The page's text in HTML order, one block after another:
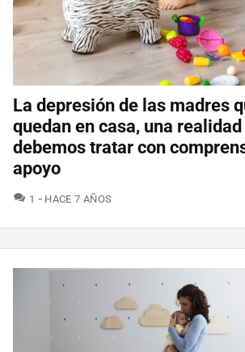
La depresión de las madres
quedan en casa, una
debemos tratar con
apoyo
1 COMENTARIOS
HACE 7 AÑOS